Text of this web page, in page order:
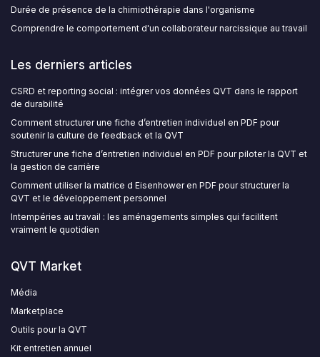
Durée de présence de la chimiothérapie dans l'organisme
Comprendre le comportement d'un collaborateur narcissique au travail
Les derniers articles
CSRD et reporting social : intégrer vos données QVT dans le rapport
de durabilité
Comment structurer une fiche d’entretien individuel en PDF pour
soutenir la culture de feedback et la QVT
Structurer une fiche d’entretien individuel en PDF pour piloter la QVT et
la gestion de carrière
Comment utiliser la matrice d Eisenhower en PDF pour structurer la
QVT et le développement personnel
Intempéries au travail : les aménagements simples qui facilitent
vraiment le quotidien
QVT Market
Média
Marketplace
Outils pour la QVT
Kit entretien annuel